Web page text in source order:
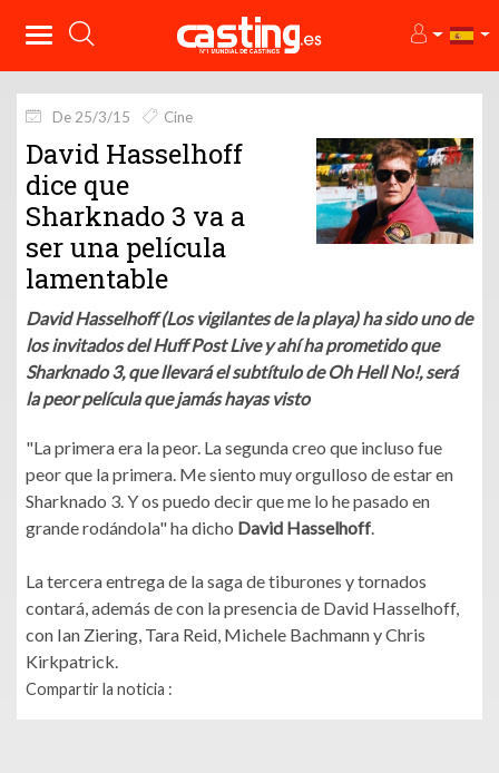
De 25/3/15 Cine
David Hasselhoff
dice que
Sharknado 3 va a
ser una película
lamentable
David Hasselhoff (Los vigilantes de la playa) ha sido uno de
los invitados del Huff Post Live y ahí ha prometido que
Sharknado 3, que llevará el subtítulo de Oh Hell No!, será
la peor película que jamás hayas visto
"La primera era la peor. La segunda creo que incluso fue
peor que la primera. Me siento muy orgulloso de estar en
Sharknado 3. Y os puedo decir que me lo he pasado en
grande rodándola" ha dicho David Hasselhoff.
La tercera entrega de la saga de tiburones y tornados
contará, además de con la presencia de David Hasselhoff,
con Ian Ziering, Tara Reid, Michele Bachmann y Chris
Kirkpatrick.
Compartir la noticia :